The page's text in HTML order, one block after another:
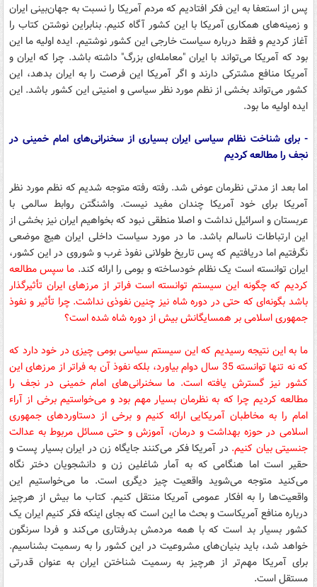
پس از استعفا به این فکر افتادیم که مردم آمریکا را نسبت به جهان‌بینی ایران
و زمینه‌های همکاری آمریکا با این کشور آگاه کنیم. بنابراین نوشتن کتاب را
آغاز کردیم و فقط درباره سیاست خارجی این کشور نوشتیم. ایده اولیه ما این
بود که آمریکا می‌تواند با ایران "معامله‌ای بزرگ" داشته باشد. چرا که ایران و
آمریکا منافع مشترکی دارند و اگر آمریکا این فرصت را به ایران بدهد، این
کشور می‌تواند بخشی از نظم مورد نظر سیاسی و امنیتی این کشور باشد. این
ایده اولیه ما بود.
- برای شناخت نظام سیاسی ایران بسیاری از سخنرانی‌های امام خمینی در
نجف را مطالعه کردیم
اما بعد از مدتی نظرمان عوض شد. رفته رفته متوجه شدیم که نظم مورد نظر
آمریکا برای خود آمریکا چندان مفید نیست. واشنگتن روابط سالمی با
عربستان و اسرائیل نداشت و اصلا منطقی نبود که بخواهیم ایران نیز بخشی از
این ارتباطات ناسالم باشد. ما در مورد سیاست داخلی ایران هیچ موضعی
نگرفتیم اما دریافتیم که پس تاریخ طولانی نفوذ غرب و شوروی در این کشور،
ایران توانسته است یک نظام خودساخته و بومی را ارائه کند. ما سپس مطالعه
کردیم که چگونه این سیستم توانسته است فراتر از مرزهای ایران تأثیرگذار
باشد بگونه‌ای که حتی در دوره شاه نیز چنین نفوذی نداشت. چرا تأثیر و نفوذ
جمهوری اسلامی بر همسایگانش بیش از دوره شاه شده است؟
ما به این نتیجه رسیدیم که این سیستم سیاسی بومی چیزی در خود دارد که
که نه تنها توانسته 35 سال دوام بیاورد، بلکه نفوذ آن به فراتر از مرزهای این
کشور نیز گسترش یافته است. ما سخنرانی‌های امام خمینی در نجف را
مطالعه کردیم چرا که به نظرمان بسیار مهم بود و می‌خواستیم برخی از آراء
امام را به مخاطبان آمریکایی ارائه کنیم و برخی از دستاوردهای جمهوری
اسلامی در حوزه بهداشت و درمان، آموزش و حتی مسائل مربوط به عدالت
جنسیتی بیان کنیم. در آمریکا فکر می‌کنند جایگاه زن در ایران بسیار پست و
حقیر است اما هنگامی که به آمار شاغلین زن و دانشجویان دختر نگاه
می‌کنید متوجه می‌شوید واقعیت چیز دیگری است. ما می‌خواستیم این
واقعیت‌ها را به افکار عمومی آمریکا منتقل کنیم. کتاب ما بیش از هرچیز
درباره منافع آمریکاست و بحث ما این است که بجای اینکه فکر کنیم ایران یک
کشور بسیار بد است که با همه مردمش بدرفتاری می‌کند و فردا سرنگون
خواهد شد، باید بنیان‌های مشروعیت در این کشور را به رسمیت بشناسیم.
برای آمریکا مهم‌تر از هرچیز به رسمیت شناختن ایران به عنوان قدرتی
مستقل است.